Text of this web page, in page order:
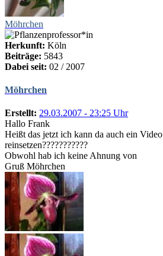
Möhrchen
Herkunft: Köln
Beiträge: 5843
Dabei seit: 02 / 2007
Möhrchen
Erstellt: 29.03.2007 - 23:25 Uhr
Hallo Frank
Heißt das jetzt ich kann da auch ein Video
reinsetzen???????????
Obwohl hab ich keine Ahnung von
Gruß Möhrchen